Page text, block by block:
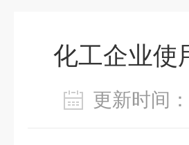
化工企业使
更新时